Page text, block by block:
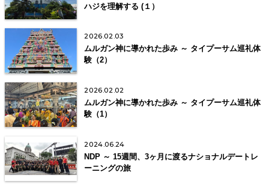
ハジを理解する (１）
2026.02.03
ムルガン神に導かれた歩み ～ タイプーサム巡礼体
験（2）
2026.02.02
ムルガン神に導かれた歩み ～ タイプーサム巡礼体
験（1）
2024.06.24
NDP ～ 15週間、3ヶ月に渡るナショナルデートレ
ーニングの旅